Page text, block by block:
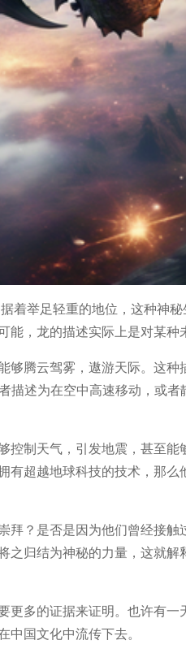
着举足轻重的地位，这种神
，龙的描述实际上是对某种
腾云驾雾，遨游天际。这
述为在空中高速移动，或
制天气，引发地震，甚至能
超越地球科技的技术，那
？是否是因为他们曾经接
归结为神秘的力量，这就
多的证据来证明。也许有一
国文化中流传下去。